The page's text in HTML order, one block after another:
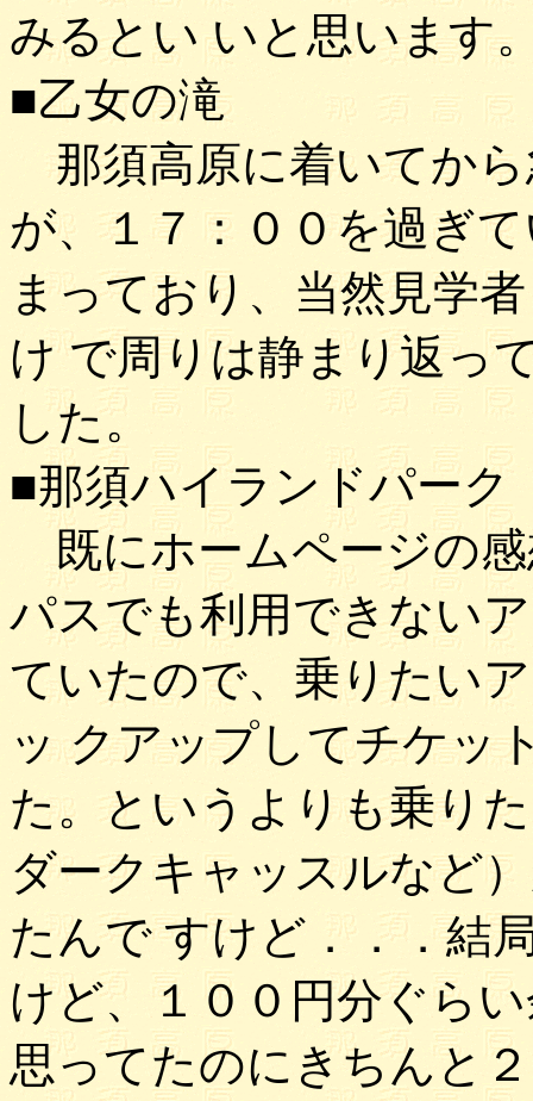
みるとい いと思います
■乙女の滝
那須高原に着いてか
が、１７：００を過ぎ
まっており、当然見学
け で周りは静まり返っ
した。
■那須ハイランドパーク
既にホームページの
パスでも利用できない
ていたので、乗りたい
ッ クアップしてチケッ
た。というよりも乗り
ダークキャッスルなど
たんで すけど．．．結
けど、１００円分ぐら
思ってたのにきちんと